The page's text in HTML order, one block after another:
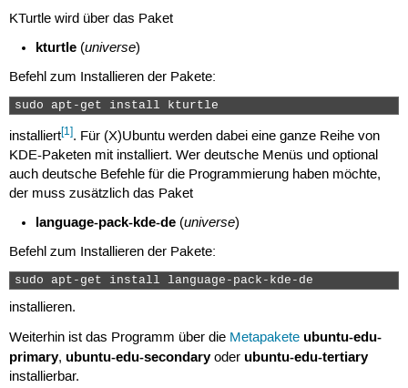
KTurtle wird über das Paket
kturtle (universe)
Befehl zum Installieren der Pakete:
sudo apt-get install kturtle
installiert[1]. Für (X)Ubuntu werden dabei eine ganze Reihe von
KDE-Paketen mit installiert. Wer deutsche Menüs und optional
auch deutsche Befehle für die Programmierung haben möchte,
der muss zusätzlich das Paket
language-pack-kde-de (universe)
Befehl zum Installieren der Pakete:
sudo apt-get install language-pack-kde-de
installieren.
Weiterhin ist das Programm über die Metapakete ubuntu-edu-
primary, ubuntu-edu-secondaryoder ubuntu-edu-tertiary
installierbar.